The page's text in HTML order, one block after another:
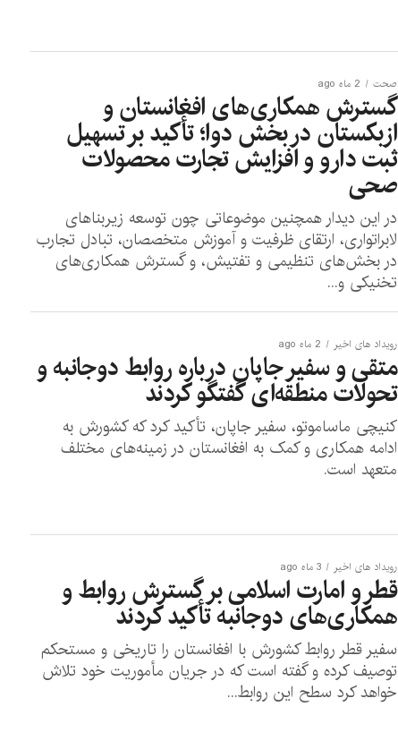
صحت 2 ماه ago
گسترش همکاری‌های افغانستان و
ازبکستان در بخش دوا؛ تأکید بر تسهیل
ثبت دارو و افزایش تجارت محصولات
صحی
در این دیدار همچنین موضوعاتی چون توسعه زیربناهای
لابراتواری، ارتقای ظرفیت و آموزش متخصصان، تبادل تجارب
در بخش‌های تنظیمی و تفتیش، و گسترش همکاری‌های
تخنیکی و...
رویداد های اخیر 2 ماه ago
متقی و سفیر جاپان درباره روابط دوجانبه و
تحولات منطقه‌ای گفتگو کردند
کنیچی ماساموتو، سفیر جاپان، تأکید کرد که کشورش به
ادامه همکاری و کمک به افغانستان در زمینه‌های مختلف
متعهد است.
رویداد های اخیر 3 ماه ago
قطر و امارت اسلامی بر گسترش روابط و
همکاری‌های دوجانبه تأکید کردند
سفیر قطر روابط کشورش با افغانستان را تاریخی و مستحکم
توصیف کرده و گفته است که در جریان مأموریت خود تلاش
خواهد کرد سطح این روابط...